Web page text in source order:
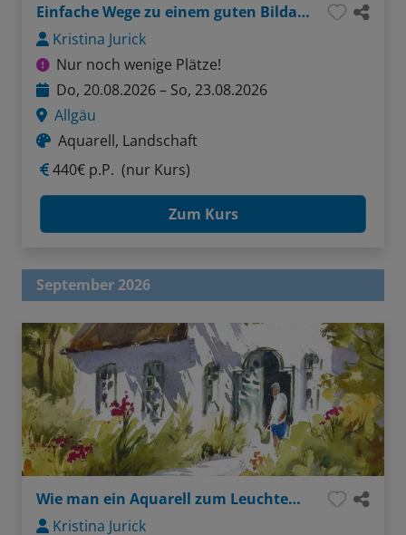
Einfache Wege zu einem guten Bildaufbau
Kristina Jurick
Nur noch wenige Plätze!
Do, 20.08.2026 – So, 23.08.2026
Allgäu
Aquarell, Landschaft
440€ p.P. (nur Kurs)
Zum Kurs
September 2026
Wie man ein Aquarell zum Leuchten bringt
Kristina Jurick